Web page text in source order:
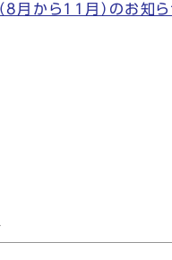
月から11月）のお知ら